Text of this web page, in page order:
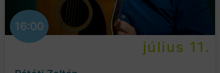
16:00
július 11.